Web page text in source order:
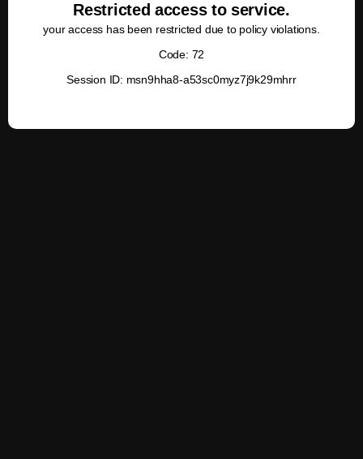
Restricted access to service.
your access has been restricted due to policy violations.
Code: 72
Session ID: msn9hha8-a53sc0myz7j9k29mhrr